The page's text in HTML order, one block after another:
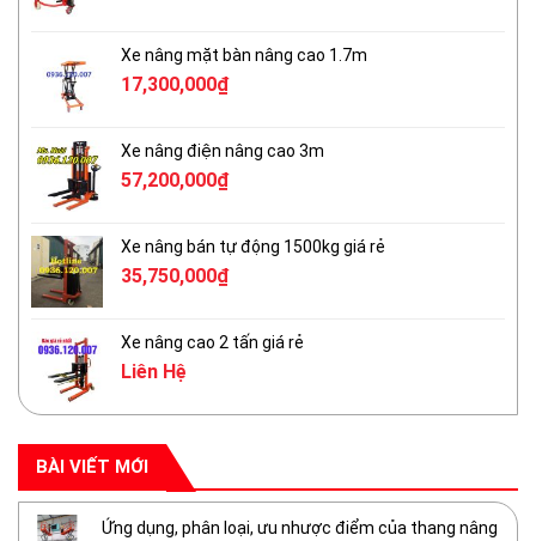
Xe nâng mặt bàn nâng cao 1.7m
17,300,000₫
Xe nâng điện nâng cao 3m
57,200,000₫
Xe nâng bán tự động 1500kg giá rẻ
35,750,000₫
Xe nâng cao 2 tấn giá rẻ
Liên Hệ
BÀI VIẾT MỚI
Ứng dụng, phân loại, ưu nhược điểm của thang nâng